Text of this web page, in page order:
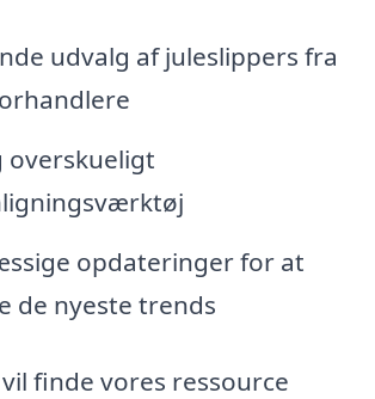
udvalg af juleslippers fra
overskueligt
opdateringer for at
de nyeste trends
finde vores ressource